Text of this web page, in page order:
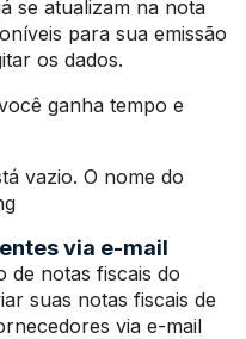
se atualizam na nota
para sua emissão
os dados.
ganha tempo e
vazio. O nome do
via e-mail
de notas fiscais do
suas notas fiscais de
via e-mail